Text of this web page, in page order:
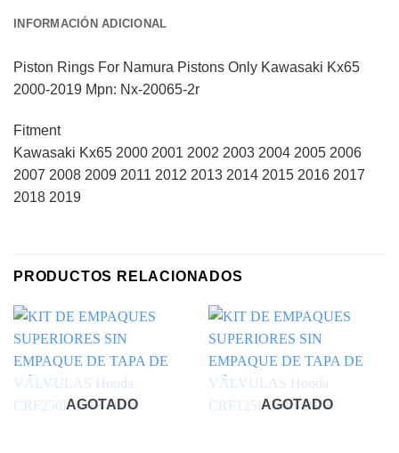
INFORMACIÓN ADICIONAL
Piston Rings For Namura Pistons Only Kawasaki Kx65
2000-2019 Mpn: Nx-20065-2r
Fitment
Kawasaki Kx65 2000 2001 2002 2003 2004 2005 2006
2007 2008 2009 2011 2012 2013 2014 2015 2016 2017
2018 2019
PRODUCTOS RELACIONADOS
AGOTADO AGOTADO